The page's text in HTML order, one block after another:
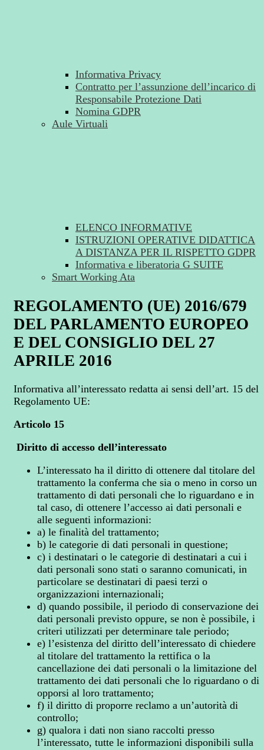
Informativa Privacy
Contratto per l’assunzione dell’incarico di
Responsabile Protezione Dati
Nomina GDPR
Aule Virtuali
ELENCO INFORMATIVE
ISTRUZIONI OPERATIVE DIDATTICA
A DISTANZA PER IL RISPETTO GDPR
Informativa e liberatoria G SUITE
Smart Working Ata
REGOLAMENTO (UE) 2016/679
DEL PARLAMENTO EUROPEO
E DEL CONSIGLIO DEL 27
APRILE 2016
Informativa all’interessato redatta ai sensi dell’art. 15 del
Regolamento UE:
Articolo 15
Diritto di accesso dell’interessato
L’interessato ha il diritto di ottenere dal titolare del
trattamento la conferma che sia o meno in corso un
trattamento di dati personali che lo riguardano e in
tal caso, di ottenere l’accesso ai dati personali e
alle seguenti informazioni:
a) le finalità del trattamento;
b) le categorie di dati personali in questione;
c) i destinatari o le categorie di destinatari a cui i
dati personali sono stati o saranno comunicati, in
particolare se destinatari di paesi terzi o
organizzazioni internazionali;
d) quando possibile, il periodo di conservazione dei
dati personali previsto oppure, se non è possibile, i
criteri utilizzati per determinare tale periodo;
e) l’esistenza del diritto dell’interessato di chiedere
al titolare del trattamento la rettifica o la
cancellazione dei dati personali o la limitazione del
trattamento dei dati personali che lo riguardano o di
opporsi al loro trattamento;
f) il diritto di proporre reclamo a un’autorità di
controllo;
g) qualora i dati non siano raccolti presso
l’interessato, tutte le informazioni disponibili sulla